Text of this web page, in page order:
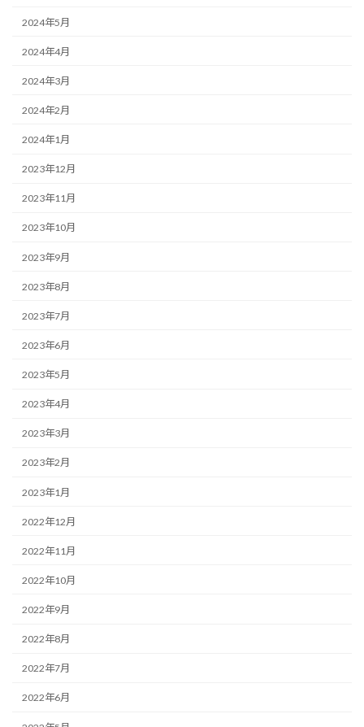
2024年5月
2024年4月
2024年3月
2024年2月
2024年1月
2023年12月
2023年11月
2023年10月
2023年9月
2023年8月
2023年7月
2023年6月
2023年5月
2023年4月
2023年3月
2023年2月
2023年1月
2022年12月
2022年11月
2022年10月
2022年9月
2022年8月
2022年7月
2022年6月